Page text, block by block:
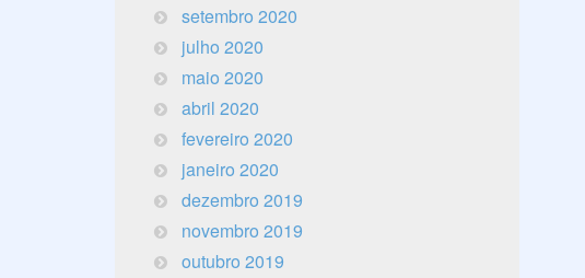
setembro 2020
julho 2020
maio 2020
abril 2020
fevereiro 2020
janeiro 2020
dezembro 2019
novembro 2019
outubro 2019